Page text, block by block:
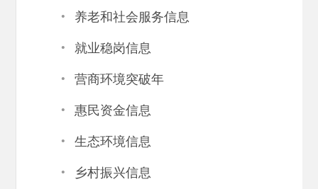
· 养老和社会服务信息
· 就业稳岗信息
· 营商环境突破年
· 惠民资金信息
· 生态环境信息
· 乡村振兴信息